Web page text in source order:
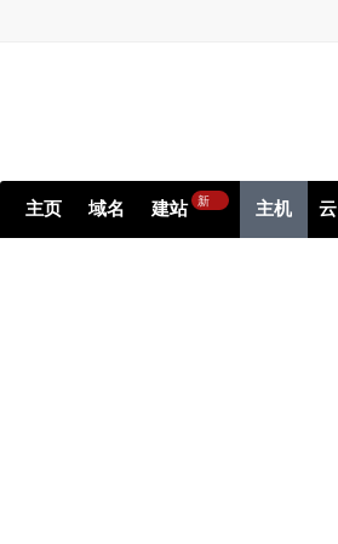
主页 域名 建站 新 主机 云